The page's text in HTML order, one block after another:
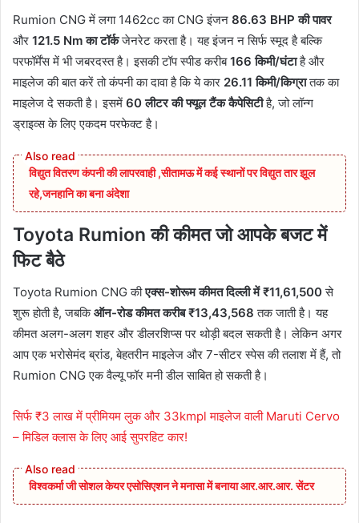
Rumion CNG में लगा 1462cc का CNG इंजन 86.63 BHP की पावर
और 121.5 Nm का टॉर्कजेनरेट करता है। यह इंजन न सिर्फ स्मूद है बल्कि
परफॉर्मेंस में भी जबरदस्त है। इसकी टॉप स्पीड करीब166 किमी/घंटाहै और
माइलेज की बात करें तो कंपनी का दावा है कि ये कार 26.11 किमी/किग्रातक का
माइलेज दे सकती है। इसमें 60 लीटर की फ्यूल टैंक कैपेसिटीहै, जो लॉन्ग
ड्राइव्स के लिए एकदम परफेक्ट है।
विद्युत वितरण कंपनी की लापरवाही ,सीतामऊ में कई स्थानों पर विद्युत तार झूल
रहे,जनहानि का बना अंदेशा
Toyota Rumion की कीमत जो आपके बजट में
फिट बैठे
Toyota Rumion CNG कीएक्स-शोरूम कीमत दिल्ली में ₹11,61,500से
शुरू होती है, जबकिऑन-रोड कीमत करीब ₹13,43,568 तक जाती है। यह
कीमत अलग-अलग शहर और डीलरशिप्स पर थोड़ी बदल सकती है। लेकिन अगर
आप एक भरोसेमंद ब्रांड, बेहतरीन माइलेज और 7-सीटर स्पेस की तलाश में हैं, तो
Rumion CNG एक वैल्यू फॉर मनी डील साबित हो सकती है।
सिर्फ ₹3 लाख में प्रीमियम लुक और 33kmpl माइलेज वाली Maruti Cervo
– मिडिल क्लास के लिए आई सुपरहिट कार!
विश्वकर्मा जी सोशल केयर एसोसिएशन ने मनासा में बनाया आर.आर.आर. सेंटर